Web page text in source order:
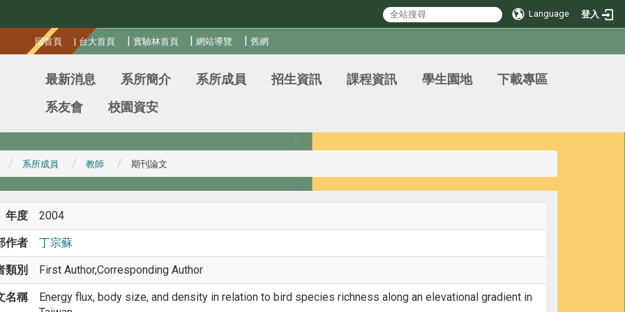
Language 登入
回首頁 | 台大首頁 | 實驗林首頁 |網站導覽 |舊網
最新消息 系所簡介 系所成員 招生資訊 課程資訊 學生園地
下載專區
系友會
校園資安
系所成員 教師 期刊論文
年度 2004
作者 丁宗蘇
類別 First Author,Corresponding Author
名稱
Energy flux, body size, and density in relation to bird species richness along an elevational gradient in